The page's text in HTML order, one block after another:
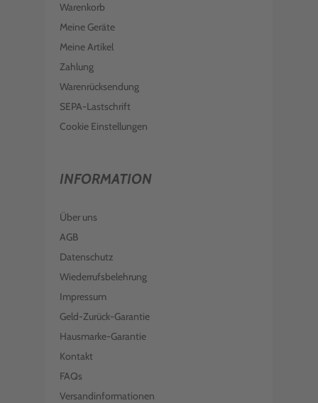
Warenkorb
Meine Geräte
Meine Artikel
Zahlung
Warenrücksendung
SEPA-Lastschrift
Cookie Einstellungen
INFORMATION
Über uns
AGB
Datenschutz
Wiederrufsbelehrung
Impressum
Geld-Zurück-Garantie
Hausmarke-Garantie
Kontakt
FAQs
Versandinformationen